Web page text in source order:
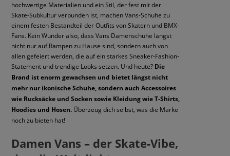
hochwertige Materialien und ein Stil, der fest mit der
Skate-Subkultur verbunden ist, machen Vans-Schuhe zu
einem festen Bestandteil der Outfits von Skatern und BMX-
Fans. Kein Wunder also, dass Vans Damenschuhe längst
nicht nur auf Rampen zu Hause sind, sondern auch von
allen gefeiert werden, die auf ein starkes Sneaker-Fashion-
Statement und trendige Looks setzen. Und heute? Die
Brand ist enorm gewachsen und bietet längst nicht
mehr nur ikonische Schuhe, sondern auch Accessoires
wie Rucksäcke und Socken sowie Kleidung wie T-Shirts,
Hoodies und Hosen. Überzeug dich selbst, was die Marke
noch zu bieten hat!
Damen Vans – der Skate-Vibe,